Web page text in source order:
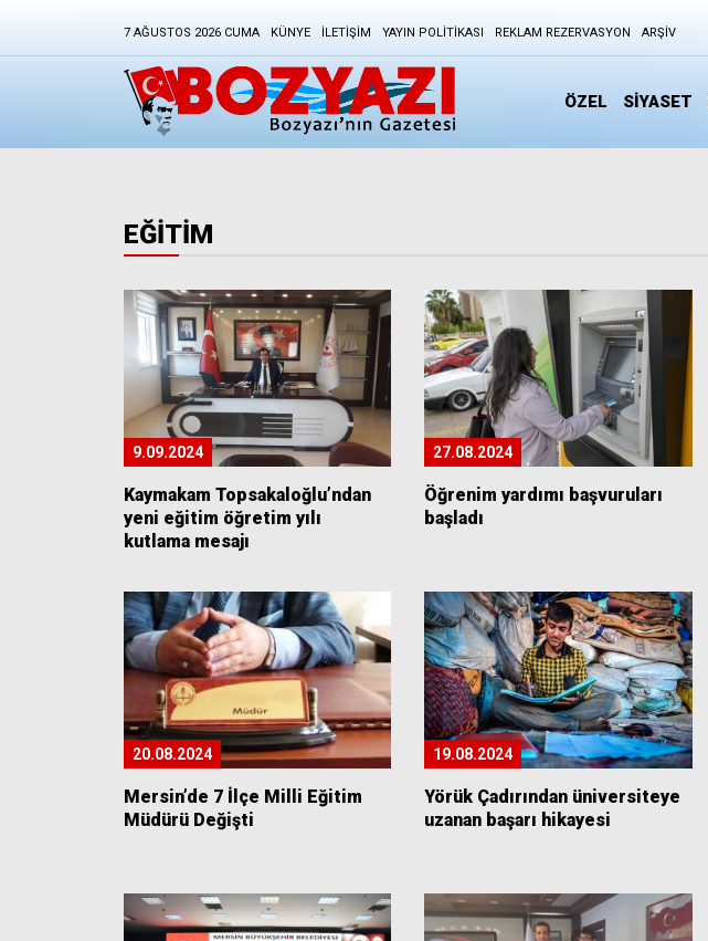
7 AĞUSTOS 2026 CUMA KÜNYE İLETIŞIM YAYIN POLITIKASI REKLAM REZERVASYON ARŞIV
ÖZEL SİYASET
EĞİTİM
9.09.2024
Kaymakam Topsakaloğlu’ndan
yeni eğitim öğretim yılı
kutlama mesajı
27.08.2024
Öğrenim yardımı başvuruları
başladı
20.08.2024
Mersin’de 7 İlçe Milli Eğitim
Müdürü Değişti
19.08.2024
Yörük Çadırından üniversiteye
uzanan başarı hikayesi